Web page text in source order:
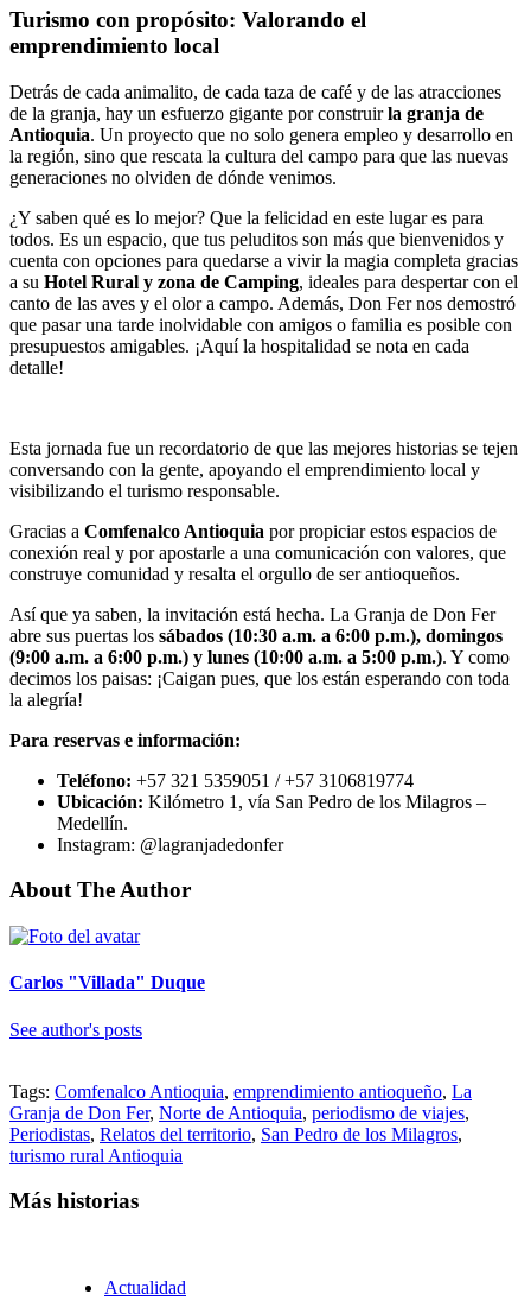
Turismo con propósito: Valorando el
emprendimiento local
Detrás de cada animalito, de cada taza de café y de las atracciones
de la granja, hay un esfuerzo gigante por construirla granja de
Antioquia. Un proyecto que no solo genera empleo y desarrollo en
la región, sino que rescata la cultura del campo para que las nuevas
generaciones no olviden de dónde venimos.
¿Y saben qué es lo mejor? Que la felicidad en este lugar es para
todos. Es un espacio, que tus peluditos son más que bienvenidos y
cuenta con opciones para quedarse a vivir la magia completa gracias
a su Hotel Rural y zona de Camping, ideales para despertar con el
canto de las aves y el olor a campo. Además, Don Fer nos demostró
que pasar una tarde inolvidable con amigos o familia es posible con
presupuestos amigables. ¡Aquí la hospitalidad se nota en cada
detalle!
Esta jornada fue un recordatorio de que las mejores historias se tejen
conversando con la gente, apoyando el emprendimiento local y
visibilizando el turismo responsable.
Gracias a Comfenalco Antioquia por propiciar estos espacios de
conexión real y por apostarle a una comunicación con valores, que
construye comunidad y resalta el orgullo de ser antioqueños.
Así que ya saben, la invitación está hecha. La Granja de Don Fer
abre sus puertas los sábados (10:30 a.m. a 6:00 p.m.), domingos
(9:00 a.m. a 6:00 p.m.) y lunes (10:00 a.m. a 5:00 p.m.). Y como
decimos los paisas: ¡Caigan pues, que los están esperando con toda
la alegría!
Para reservas e información:
Teléfono: +57 321 5359051 / +57 3106819774
Ubicación: Kilómetro 1, vía San Pedro de los Milagros –
Medellín.
Instagram: @lagranjadedonfer
About The Author
Carlos "Villada" Duque
See author's posts
Tags: Comfenalco Antioquia, emprendimiento antioqueño, La
Granja de Don Fer, Norte de Antioquia, periodismo de viajes,
Periodistas, Relatos del territorio, San Pedro de los Milagros,
turismo rural Antioquia
Más historias
Actualidad